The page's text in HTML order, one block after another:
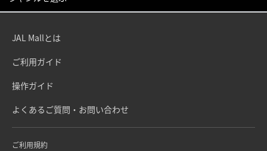
JAL Mallとは
ご利用ガイド
操作ガイド
よくあるご質問・お問い合わせ
ご利用規約